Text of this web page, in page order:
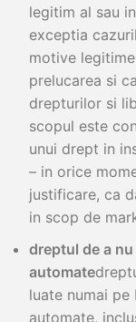
legitim al sau
exceptia
motive
prelucarea si
drepturilor si
scopul este
unui drept in
– in orice
justificare, ca
in scop de
dreptul de a
automate
luate numai
automate,